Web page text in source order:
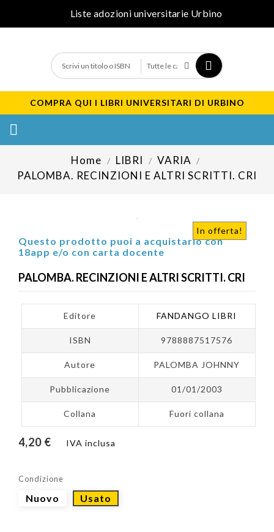
Liste adozioni universitarie Urbino
COMPRA QUI I LIBRI UNIVERSITARI DI URBINO

Home LIBRI
VARIA
PALOMBA. RECINZIONI E ALTRI SCRITTI. CRI
In offerta!
Questo prodotto puoi a acquistarlo con
18app e/o con carta docente
PALOMBA. RECINZIONI E ALTRI SCRITTI. CRI
Editore FANDANGO LIBRI
ISBN 9788887517576
Autore PALOMBA JOHNNY
Pubblicazione 01/01/2003
Collana Fuori collana
4,20 € IVA inclusa
Condizione
Nuovo Usato